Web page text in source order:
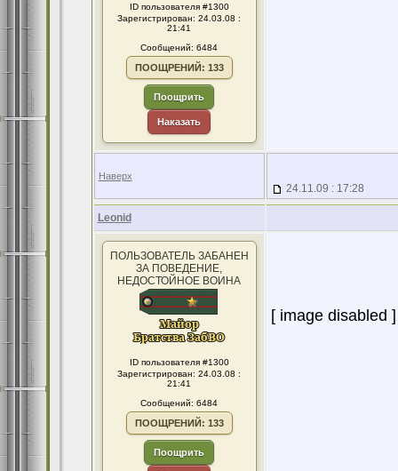
ID пользователя #1300
Зарегистрирован: 24.03.08 :
21:41
Сообщений: 6484
ПООЩРЕНИЙ: 133
Поощрить
Наказать
Наверх
24.11.09 : 17:28
Leonid
ПОЛЬЗОВАТЕЛЬ ЗАБАНЕН
ЗА ПОВЕДЕНИЕ,
НЕДОСТОЙНОЕ ВОИНА
ID пользователя #1300
Зарегистрирован: 24.03.08 :
21:41
Сообщений: 6484
ПООЩРЕНИЙ: 133
Поощрить
[ image disabled ]